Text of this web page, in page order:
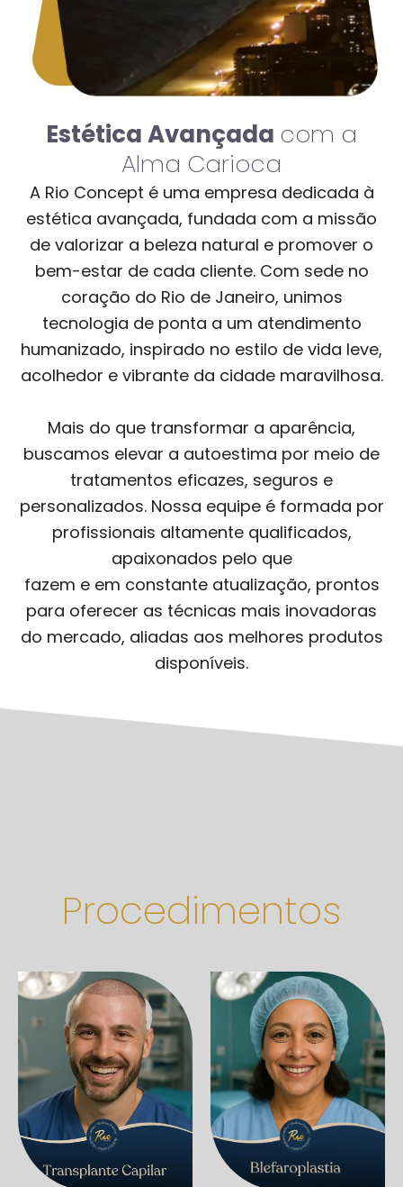
Estética Avançada com a
Alma Carioca
A Rio Concept é uma empresa dedicada à
estética avançada, fundada com a missão
de valorizar a beleza natural e promover o
bem-estar de cada cliente. Com sede no
coração do Rio de Janeiro, unimos
tecnologia de ponta a um atendimento
humanizado, inspirado no estilo de vida leve,
acolhedor e vibrante da cidade maravilhosa.
Mais do que transformar a aparência,
buscamos elevar a autoestima por meio de
tratamentos eficazes, seguros e
personalizados. Nossa equipe é formada por
profissionais altamente qualificados,
apaixonados pelo que
fazem e em constante atualização, prontos
para oferecer as técnicas mais inovadoras
do mercado, aliadas aos melhores produtos
disponíveis.
Procedimentos